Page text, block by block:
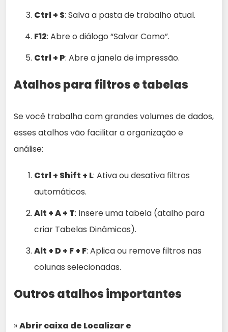
Ctrl + S: Salva a pasta de trabalho atual.
F12: Abre o diálogo “Salvar Como”.
Ctrl + P: Abre a janela de impressão.
Atalhos para filtros e tabelas
Se você trabalha com grandes volumes de dados,
esses atalhos vão facilitar a organização e
análise:
Ctrl + Shift + L: Ativa ou desativa filtros
automáticos.
Alt + A + T: Insere uma tabela (atalho para
criar Tabelas Dinâmicas).
Alt + D + F + F: Aplica ou remove filtros nas
colunas selecionadas.
Outros atalhos importantes
»Abrir caixa de Localizar e